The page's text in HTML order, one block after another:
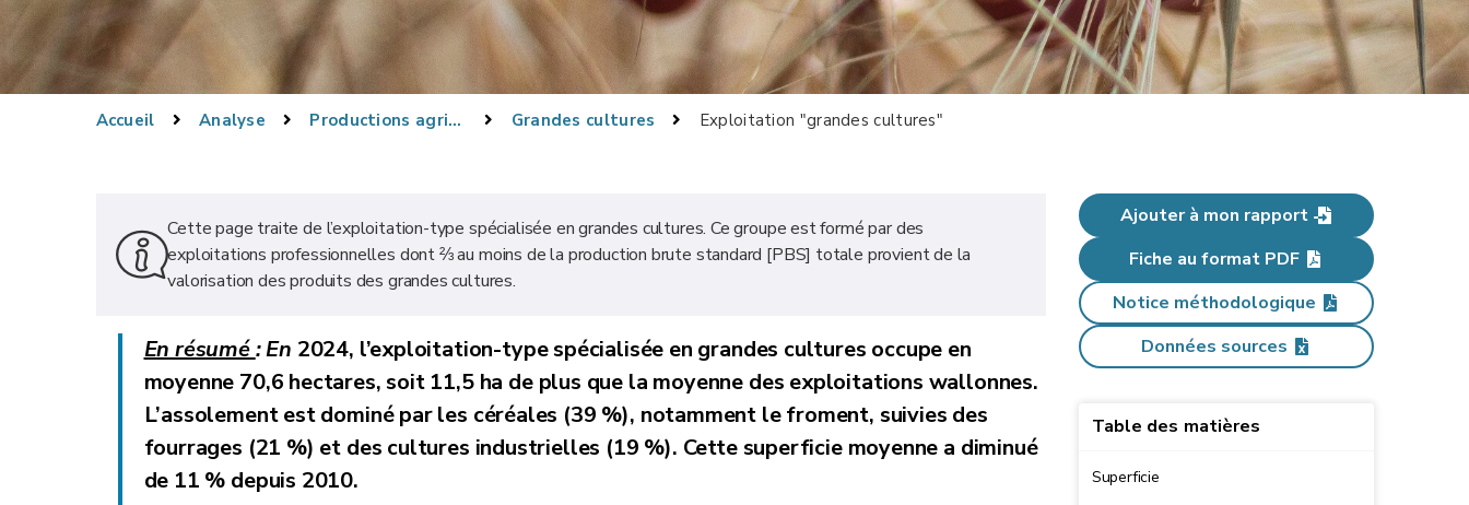
Accueil Analyse Productions agricoles Grandes cultures Exploitation "grandes cultures"
Cette page traite de l’exploitation-type spécialisée en grandes cultures. Ce groupe est formé par des
exploitations professionnelles dont ⅔ au moins de la production brute standard [PBS] totale provient de la
valorisation des produits des grandes cultures.
En résumé:En 2024, l’exploitation-type spécialisée en grandes cultures occupe en
moyenne 70,6 hectares, soit11,5 ha de plus que la moyenne des exploitations wallonnes.
L’assolement est dominé par les céréales (39 %), notamment le froment, suivies des
fourrages (21 %) et des cultures industrielles (19 %). Cette superficie moyenne a diminué
de 11 % depuis 2010.
Ajouter à mon rapport
Fiche au format PDF
Notice méthodologique
Données sources
Table des matières
Superficie